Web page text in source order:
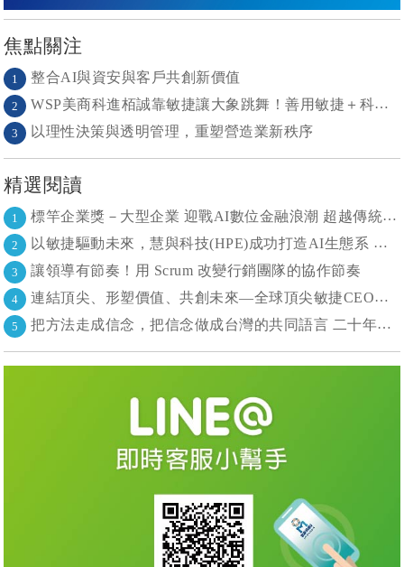
焦點關注
1 整合AI與資安與客戶共創新價值
2 WSP美商科進栢誠靠敏捷讓大象跳舞！善用敏捷＋科技力， 大型工程也能快速迭代
3 以理性決策與透明管理，重塑營造業新秩序
精選閱讀
1 標竿企業獎－大型企業 迎戰AI數位金融浪潮 超越傳統的組織再定義
2 以敏捷驅動未來，慧與科技(HPE)成功打造AI生態系 大型敏捷(LeSS)海納百川，讓複雜變簡單
3 讓領導有節奏！用 Scrum 改變行銷團隊的協作節奏
4 連結頂尖、形塑價值、共創未來—全球頂尖敏捷CEO聯誼會成立
5 把方法走成信念，把信念做成台灣的共同語言 二十年志業，陪伴台灣走過專案管理與敏捷轉型